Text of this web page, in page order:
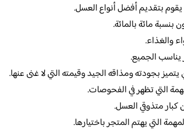
بتقديم أفضل أنواع العسل.
مائة بالمائة.
والغذاء.
يناسب الجميع.
بجودته ومذاقه الجيد وقيمته التي لا غنى عنها.
التي تظهر في الفحوصات.
متذوقي العسل.
التي يهتم المتجر باختيارها.